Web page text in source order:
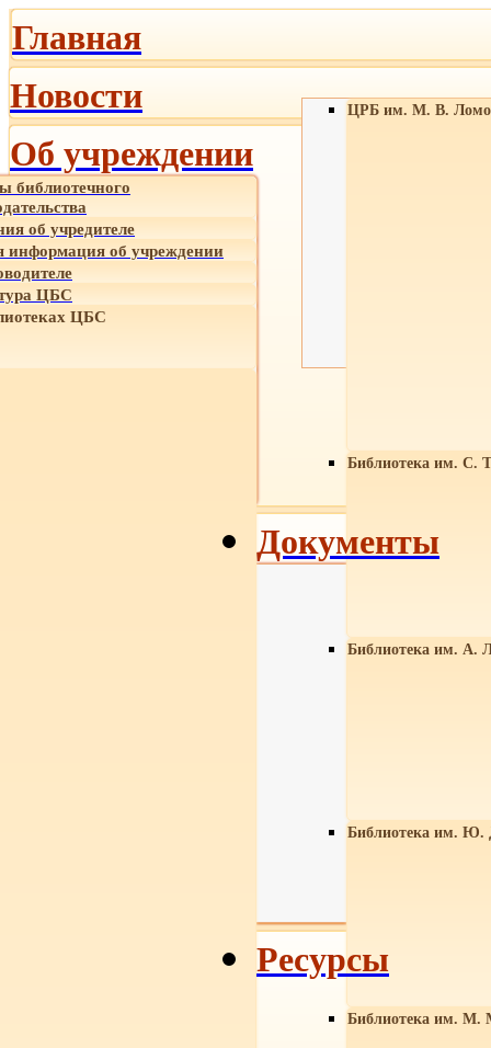
Главная
Новости
Об учреждении
библиотечного
об учредителе
об учреждении
ЦБС
ЦБС
ЦРБ им. М. В.
Библиотека им. С.
Библиотека им. А.
Библиотека им. Ю.
Библиотека им. М.
Документы
Ресурсы